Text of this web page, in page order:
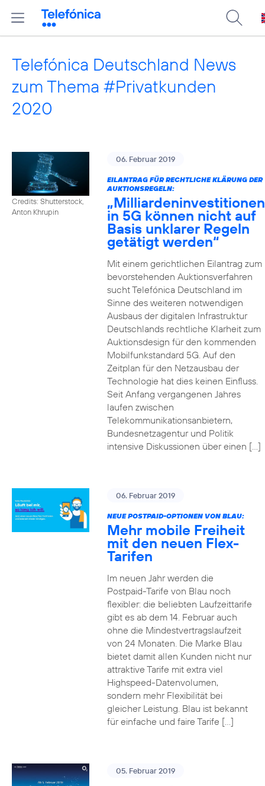
Telefónica Deutschland News
zum Thema #Privatkunden
2020
Credits: Shutterstock,
Anton Khrupin
06. Februar 2019
EILANTRAG FÜR RECHTLICHE KLÄRUNG DER
AUKTIONSREGELN:
„Milliardeninvestitionen
in 5G können nicht auf
Basis unklarer Regeln
getätigt werden“
Mit einem gerichtlichen Eilantrag zum
bevorstehenden Auktionsverfahren
sucht Telefónica Deutschland im
Sinne des weiteren notwendigen
Ausbaus der digitalen Infrastruktur
Deutschlands rechtliche Klarheit zum
Auktionsdesign für den kommenden
Mobilfunkstandard 5G. Auf den
Zeitplan für den Netzausbau der
Technologie hat dies keinen Einfluss.
Seit Anfang vergangenen Jahres
laufen zwischen
Telekommunikationsanbietern,
Bundesnetzagentur und Politik
intensive Diskussionen über einen […]
06. Februar 2019
NEUE POSTPAID-OPTIONEN VON BLAU:
Mehr mobile Freiheit
mit den neuen Flex-
Tarifen
Im neuen Jahr werden die
Postpaid-Tarife von Blau noch
flexibler: die beliebten Laufzeittarife
gibt es ab dem 14. Februar auch
ohne die Mindestvertragslaufzeit
von 24 Monaten. Die Marke Blau
bietet damit allen Kunden nicht nur
attraktive Tarife mit extra viel
Highspeed-Datenvolumen,
sondern mehr Flexibilität bei
gleicher Leistung. Blau ist bekannt
für einfache und faire Tarife […]
05. Februar 2019